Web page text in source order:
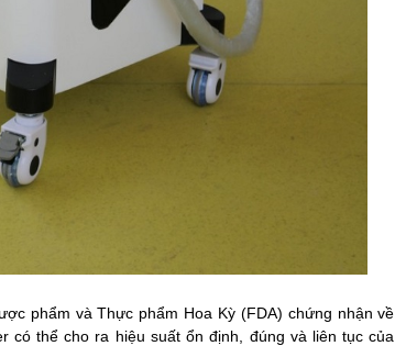
phẩm và Thực phẩm Hoa Kỳ (FDA) chứng nhận về
có thể cho ra hiệu suất ổn định, đúng và liên tục của